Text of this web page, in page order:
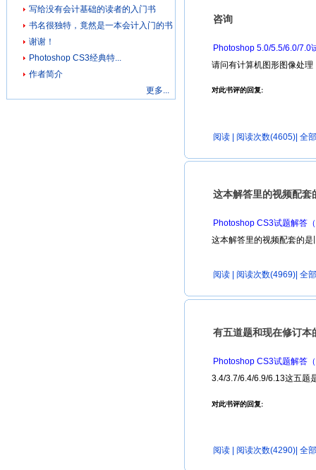
写给没有会计基础的读者的入门书
书名很独特，竟然是一本会计入门的书
谢谢！
Photoshop CS3经典特...
作者简介
更多...
咨询
Photoshop 5.0/5.5/6.0/7.0
请问有计算机图形图像处
对此书评的回复:
阅读 | 阅读次数(4605)| 全
这本解答里的视频配套
Photoshop CS3试题解答
这本解答里的视频配套的
阅读 | 阅读次数(4969)| 全
有五道题和现在修订本
Photoshop CS3试题解答
3.4/3.7/6.4/6.9/6.13这五题
对此书评的回复:
阅读 | 阅读次数(4290)| 全